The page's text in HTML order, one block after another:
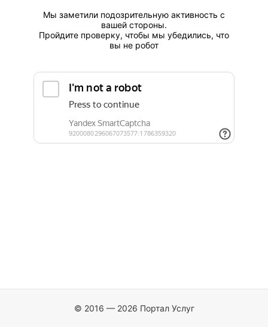
Мы заметили подозрительную активность с
вашей стороны.
Пройдите проверку, чтобы мы убедились, что
вы не робот
© 2016 — 2026 Портал Услуг